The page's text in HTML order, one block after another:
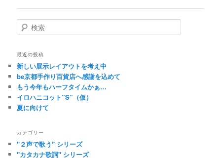
ナ
ビ
ゲ
シ
ョ
ン
検
索
最近の投稿
新しい展示レイアウトを考え中
be京都手作り百貨店へ感謝を込めて
もう今年もハーフタイムかぁ…
イロハニコット”S”（仮）
夏に向けて
カテゴリー
"２声で歌う" シリーズ
"カタカナ歌詞" シリーズ